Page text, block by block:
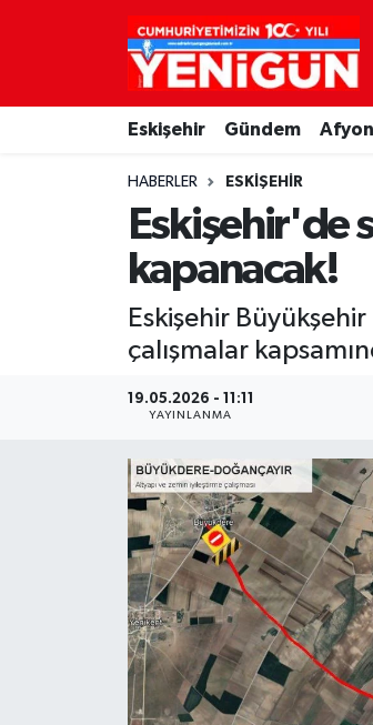
Eskişehir Gündem
HABERLER ESKIŞEHIR
Eskişehir'de
kapanacak!
Eskişehir
çalışmalar
19.05.2026 - 11:11
YAYINLANMA
Nöbetçi Eczaneler
Hava Durumu
Süper Lig Puan Durumu ve Fikstür
Tüm Manşetler
Son Dakika Haberleri
Haber Arşivi